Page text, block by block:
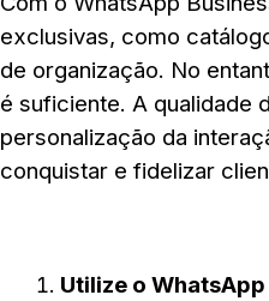
exclusivas, como
de organização. No
é suficiente. A qualidade
personalização da
conquistar e fidelizar
Utilize o